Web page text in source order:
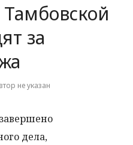
события
за
не указан
дела,